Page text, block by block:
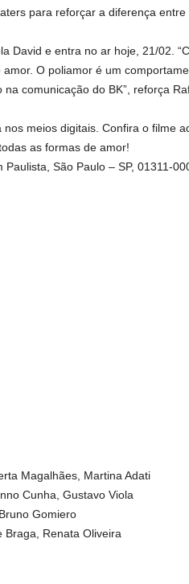
para reforçar a diferença entre
David e entra no ar hoje, 21/02.
O poliamor é um
comunicação do BK”, reforça
meios digitais. Confira o filme
as formas de amor!
São Paulo – SP, 01311-
Magalhães, Martina Adati
Cunha, Gustavo Viola
Gomiero
Renata Oliveira